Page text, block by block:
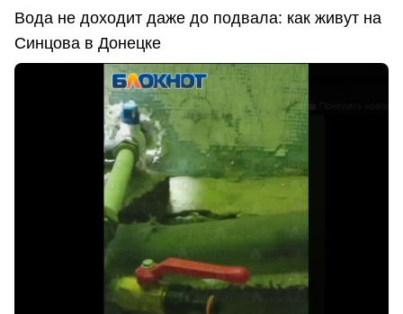
Вода не доходит даже до подвала: как живут на
Синцова в Донецке